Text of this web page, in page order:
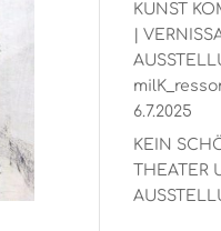
KUNST
|
6.7.2025
KEIN
THEATER